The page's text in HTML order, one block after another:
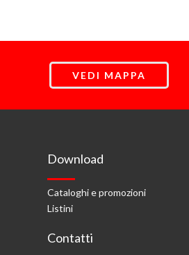
VEDI MAPPA
Download
Cataloghi e promozioni
Listini
Contatti